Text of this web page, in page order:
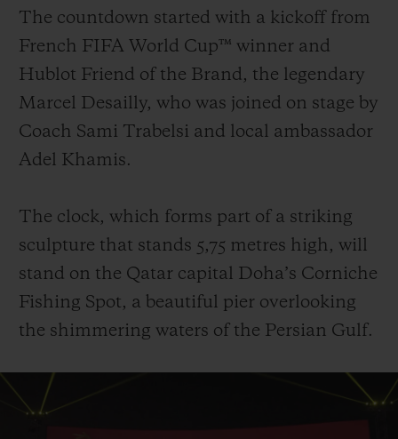
The countdown started with a kickoff from
French FIFA World Cup™ winner and
Hublot Friend of the Brand, the legendary
Marcel Desailly, who was joined on stage by
Coach Sami Trabelsi and local ambassador
Adel Khamis.
The clock, which forms part of a striking
sculpture that stands 5,75 metres high, will
stand on the Qatar capital Doha’s Corniche
Fishing Spot, a beautiful pier overlooking
the shimmering waters of the Persian Gulf.